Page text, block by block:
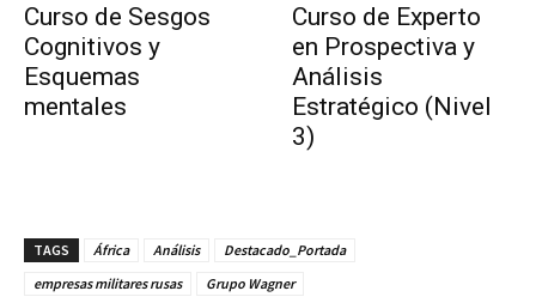
Curso de Sesgos
Cognitivos y
Esquemas
mentales
Curso de Experto
en Prospectiva y
Análisis
Estratégico (Nivel
3)
TAGS África Análisis
Destacado_Portada
empresas militares rusas
Grupo Wagner